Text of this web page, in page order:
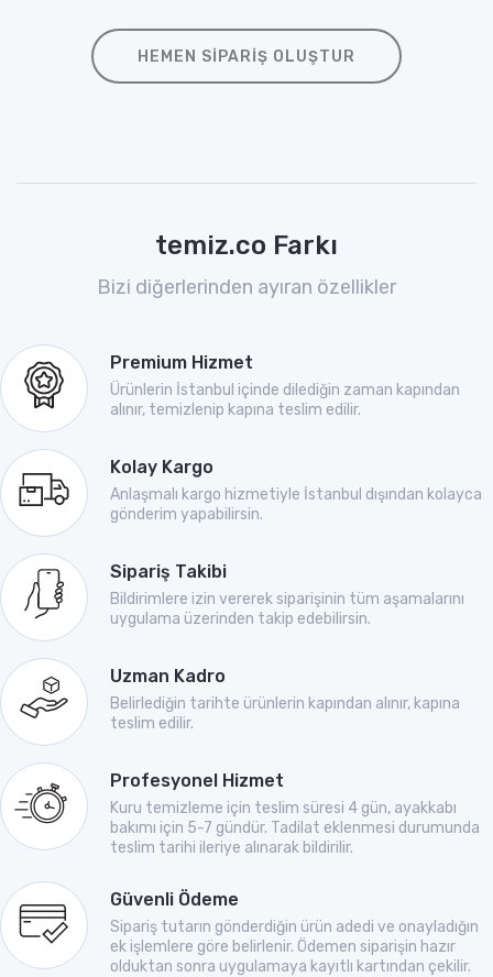
HEMEN SIPARIŞ OLUŞTUR
temiz.co Farkı
Bizi diğerlerinden ayıran özellikler
Premium Hizmet
Ürünlerin İstanbul içinde dilediğin zaman kapından
alınır, temizlenip kapına teslim edilir.
Kolay Kargo
Anlaşmalı kargo hizmetiyle İstanbul dışından kolayca
gönderim yapabilirsin.
Sipariş Takibi
Bildirimlere izin vererek siparişinin tüm aşamalarını
uygulama üzerinden takip edebilirsin.
Uzman Kadro
Belirlediğin tarihte ürünlerin kapından alınır, kapına
teslim edilir.
Profesyonel Hizmet
Kuru temizleme için teslim süresi 4 gün, ayakkabı
bakımı için 5-7 gündür. Tadilat eklenmesi durumunda
teslim tarihi ileriye alınarak bildirilir.
Güvenli Ödeme
Sipariş tutarın gönderdiğin ürün adedi ve onayladığın
ek işlemlere göre belirlenir. Ödemen siparişin hazır
olduktan sonra uygulamaya kayıtlı kartından çekilir.